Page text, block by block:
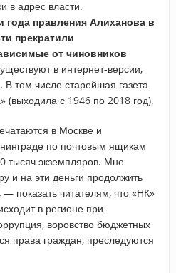
в адрес власти.
года правления Алиханова в
прекратили
от чиновников
в интернет-версии,
том числе старейшая газета
(выходила с 1946 по 2018 год).
в Москве и
по почтовым ящикам
тысяч экземпляров. Мне
и на эти деньги продолжить
показать читателям, что «НК»
в регионе при
воровство бюджетных
права граждан, преследуются